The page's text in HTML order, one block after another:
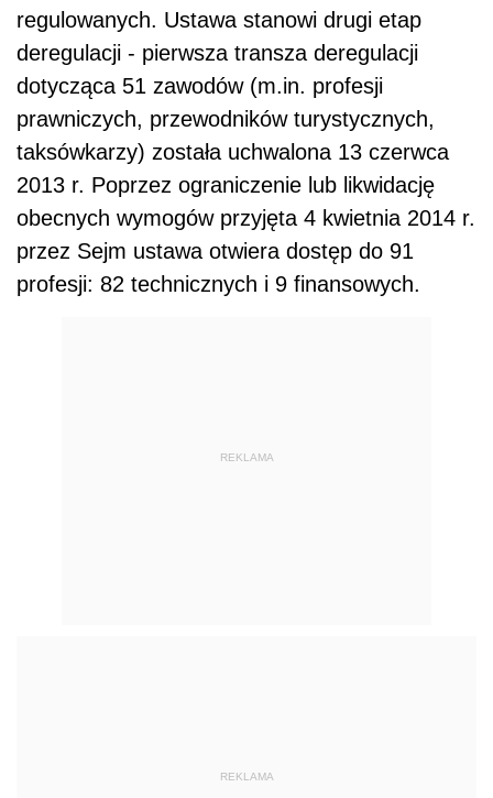
regulowanych. Ustawa stanowi drugi etap
deregulacji - pierwsza transza deregulacji
dotycząca 51 zawodów (m.in. profesji
prawniczych, przewodników turystycznych,
taksówkarzy) została uchwalona 13 czerwca
2013 r. Poprzez ograniczenie lub likwidację
obecnych wymogów przyjęta 4 kwietnia 2014 r.
przez Sejm ustawa otwiera dostęp do 91
profesji: 82 technicznych i 9 finansowych.
REKLAMA
REKLAMA